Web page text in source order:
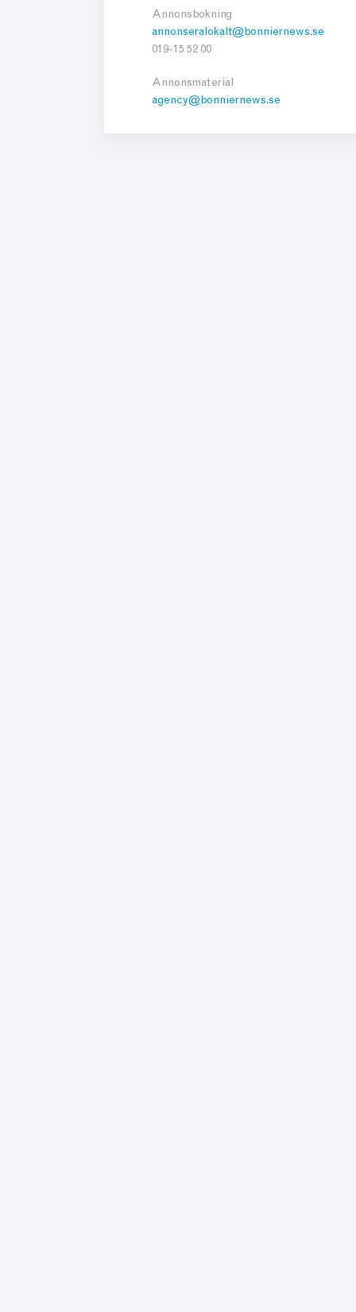
Annonsbokning
annonseralokalt@bonniernews.se
019-15 52 00
Annonsmaterial
agency@bonniernews.se